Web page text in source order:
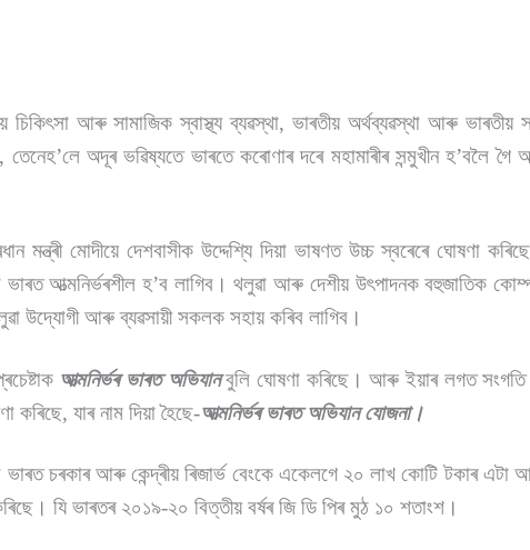
আৰু সামাজিক স্বাস্থ্য ব্যৱস্থা, ভাৰতীয় অৰ্থব্যৱস্থা আৰু ভাৰতীয়
তেনেহʼলে অদূৰ ভৱিষ্যতে ভাৰতে কৰোণাৰ দৰে মহামাৰীৰ সন্মুখীন হʼবলৈ
মন্ত্ৰী মোদীয়ে দেশবাসীক উদ্দেশ্যি দিয়া ভাষণত উচ্চ স্বৰেৰে ঘোষণা
আত্মনিৰ্ভৰশীল হʼব লাগিব। থলুৱা আৰু দেশীয় উৎপাদনক বহুজাতিক
উদ্যোগী আৰু ব্যৱসায়ী সকলক সহায় কৰিব লাগিব।
আত্মনিৰ্ভৰ ভাৰত অভিযানবুলি ঘোষণা কৰিছে। আৰু ইয়াৰ লগত সংগতি
কৰিছে, যাৰ নাম দিয়া হৈছে-আত্মনিৰ্ভৰ ভাৰত অভিযান যোজনা।
চৰকাৰ আৰু কেন্দ্ৰীয় ৰিজাৰ্ভ বেংকে একেলগে ২০ লাখ কোটি টকাৰ এটা
যি ভাৰতৰ ২০১৯-২০ বিত্তীয় বৰ্ষৰ জি ডি পিৰ মুঠ ১০ শতাংশ।